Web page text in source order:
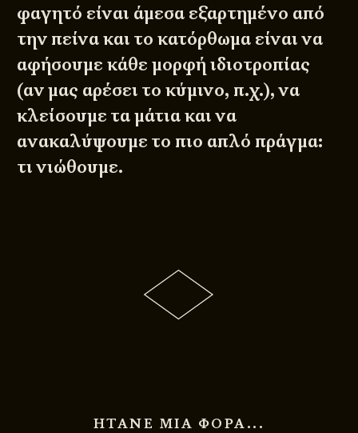
φαγητό είναι άμεσα εξαρτημένο από
την πείνα και το κατόρθωμα είναι να
αφήσουμε κάθε μορφή ιδιοτροπίας
(αν μας αρέσει το κύμινο, π.χ.), να
κλείσουμε τα μάτια και να
ανακαλύψουμε το πιο απλό πράγμα:
τι νιώθουμε.
ΗΤΑΝΕ ΜΙΑ ΦΟΡΑ...